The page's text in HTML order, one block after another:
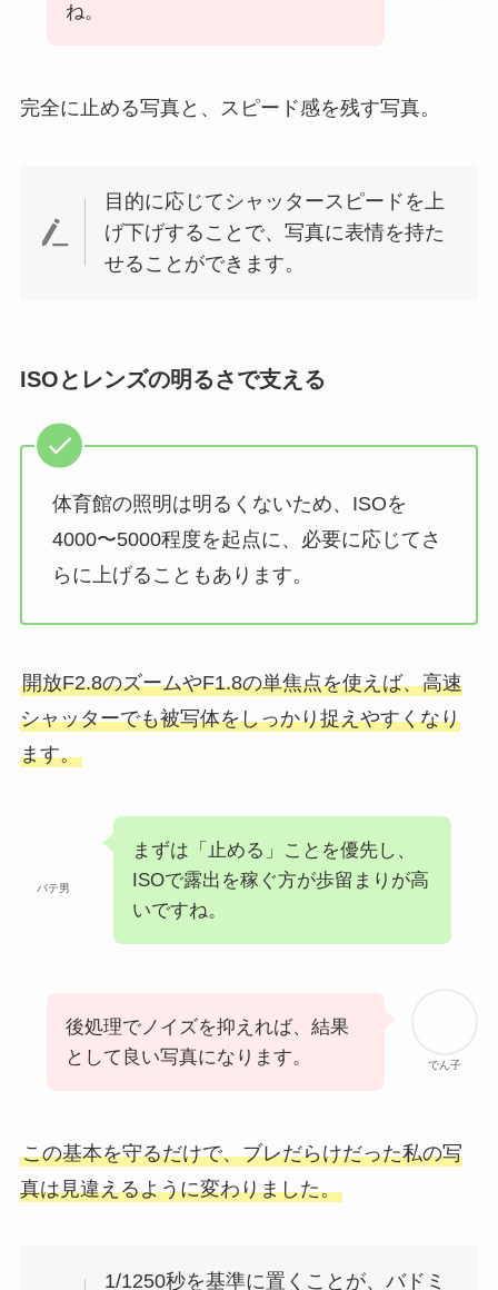
ね。
完全に止める写真と、スピード感を残す写真。
目的に応じてシャッタースピードを上
げ下げすることで、写真に表情を持た
せることができます。
ISOとレンズの明るさで支える
体育館の照明は明るくないため、ISOを
4000〜5000程度を起点に、必要に応じてさ
らに上げることもあります。
開放F2.8のズームやF1.8の単焦点を使えば、高速
シャッターでも被写体をしっかり捉えやすくなり
ます。
バテ男
まずは「止める」ことを優先し、
ISOで露出を稼ぐ方が歩留まりが高
いですね。
でん子
後処理でノイズを抑えれば、結果
として良い写真になります。
この基本を守るだけで、ブレだらけだった私の写
真は見違えるように変わりました。
1/1250秒を基準に置くことが、バドミ